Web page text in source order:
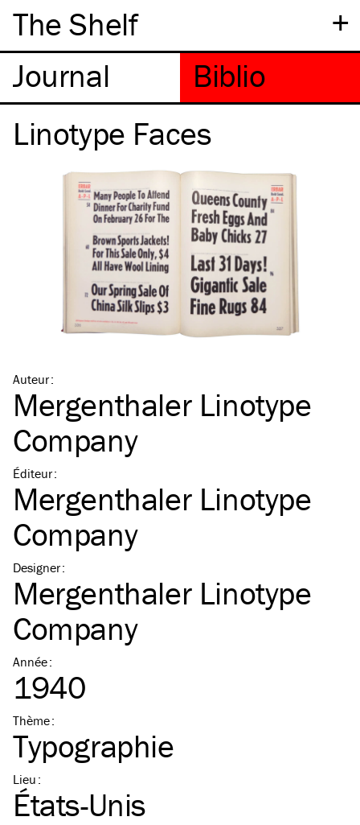
+
The Shelf
Linotype Faces
Auteur:
Mergenthaler Linotype
Company
Éditeur:
Mergenthaler Linotype
Company
Designer:
Mergenthaler Linotype
Company
Année:
1940
Thème:
Typographie
Lieu :
États-Unis